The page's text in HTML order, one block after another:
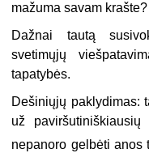
mažuma savam krašte?
Dažnai tautą
svetimųjų
tapatybės.
Dešiniųjų paklydimas:
už
nepanoro gelbėti anos